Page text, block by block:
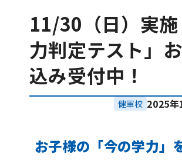
11/30（日）実
力判定テスト」
込み受付中！
健軍校 2025
お子様の「今の学力」